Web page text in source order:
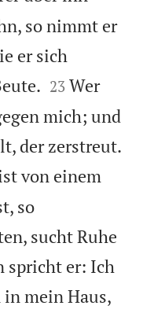
so nimmt er
er sich


23 Wer
mich; und
der zerstreut.
von einem
so
sucht Ruhe
spricht er: Ich
mein Haus,